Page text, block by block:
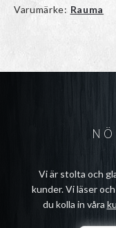
Varumärke: Rauma
Vi är stolta och
kunder. Vi läser
du kolla in våra